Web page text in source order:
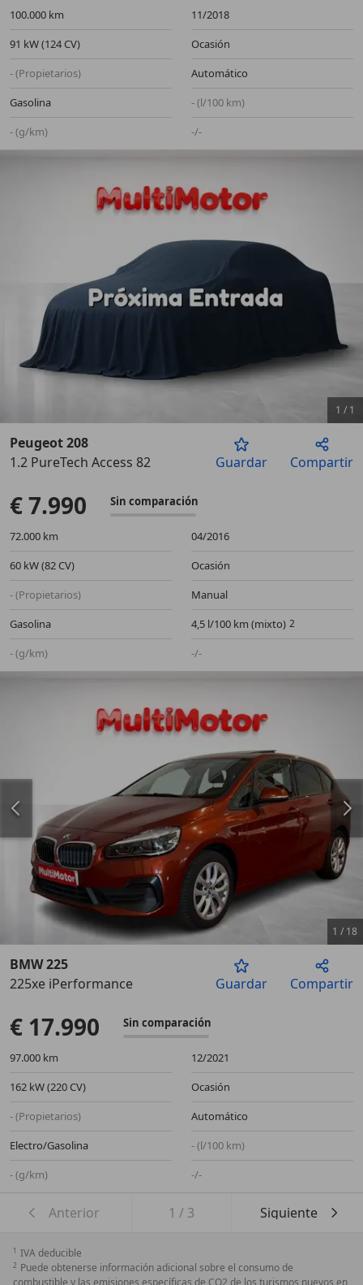
100.000 km
11/2018
91 kW (124 CV)
Ocasión
- (Propietarios)
Automático
Gasolina
- (l/100 km)
- (g/km)
-/-
1 / 1
Peugeot 208
1.2 PureTech Access 82
Guardar Compartir
€ 7.990 Sin comparación
72.000 km
04/2016
60 kW (82 CV)
Ocasión
- (Propietarios)
Manual
Gasolina
4,5 l/100 km (mixto)
- (g/km)
-/-
Anterior
1 / 18
BMW 225
225xe iPerformance
Guardar Compartir
€ 17.990 Sin comparación
97.000 km
12/2021
162 kW (220 CV)
Ocasión
- (Propietarios)
Automático
Electro/Gasolina
- (l/100 km)
- (g/km)
-/-
Anterior 1 / 3 Siguiente
1 IVA deducible
2 Puede obtenerse información adicional sobre el consumo de
combustible y las emisiones específicas de CO2 de los turismos nuevos en